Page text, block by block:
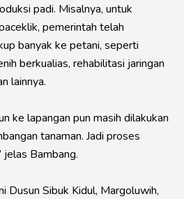
padi. Misalnya, untuk
pemerintah telah
banyak ke petani, seperti
berkualias, rehabilitasi jaringan
lainnya.
ke lapangan pun masih dilakukan
tanaman. Jadi proses
jelas Bambang.
Dusun Sibuk Kidul, Margoluwih,